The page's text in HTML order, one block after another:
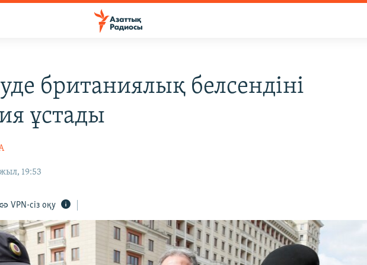
британиялық белсендіні
ұстады
19:53
VPN-сіз оқу